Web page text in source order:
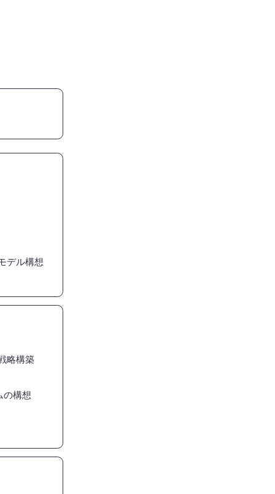
デル構想
略構築
の構想